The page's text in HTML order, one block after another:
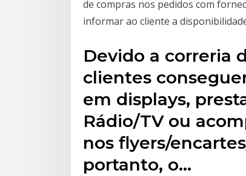
de compras nos pedidos com
informar ao cliente a
Devido a correria
clientes
em displays,
Rádio/TV ou
nos flyers/
portanto, o…